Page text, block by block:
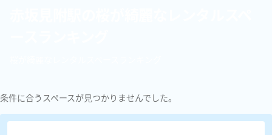
条件に合うスペースが見つかりませんでした。